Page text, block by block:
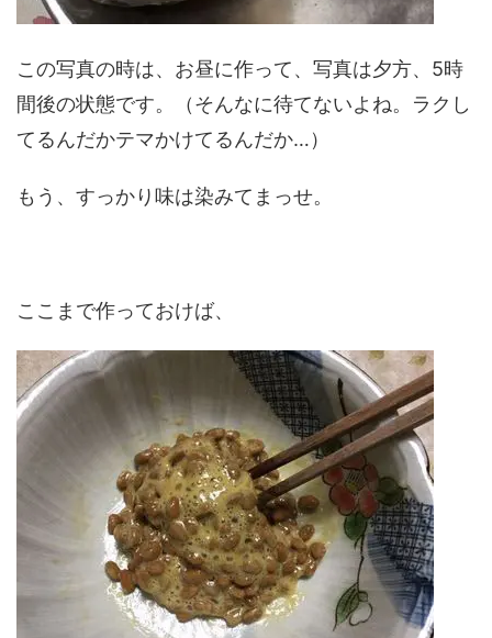
この写真の時は、お昼に作って、写真は夕方、5時
間後の状態です。（そんなに待てないよね。ラクし
てるんだかテマかけてるんだか…）
もう、すっかり味は染みてまっせ。
ここまで作っておけば、